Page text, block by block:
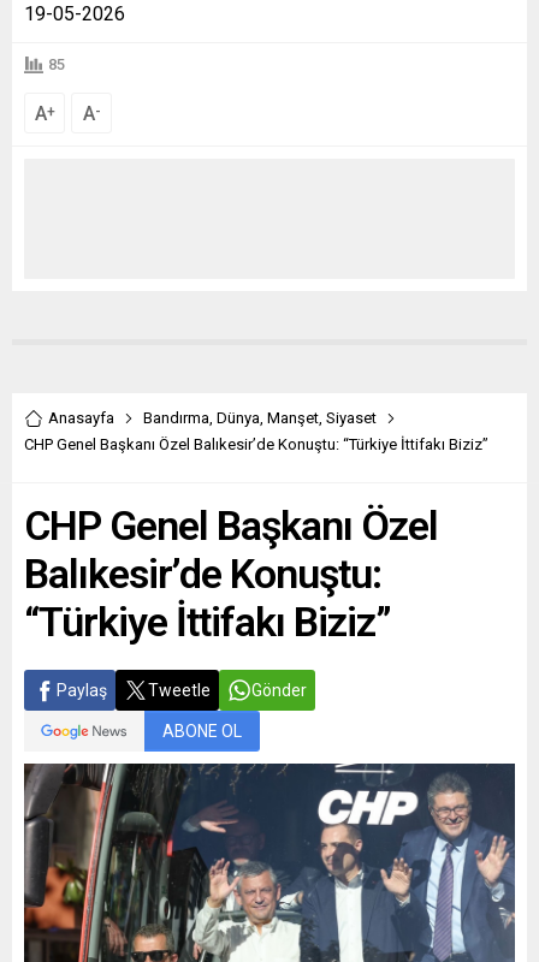
19-05-2026
85
A+ A-
Anasayfa Bandırma Dünya Manşet Siyaset
CHP Genel Başkanı Özel Balıkesir’de Konuştu: “Türkiye İttifakı Biziz”
CHP Genel Başkanı Özel
Balıkesir’de Konuştu:
“Türkiye İttifakı Biziz”
Paylaş Tweetle Gönder
ABONE OL